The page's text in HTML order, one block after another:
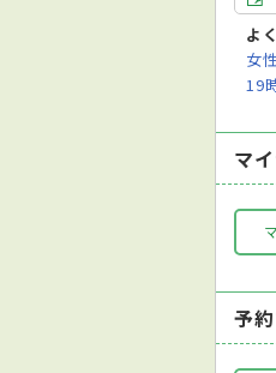
よ
女
19
マ
予